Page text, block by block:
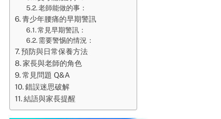
老師能做的事：
青少年腰痛的早期警訊
常見早期警訊：
需要警惕的情況：
預防與日常保養方法
家長與老師的角色
常見問題 Q&A
錯誤迷思破解
結語與家長提醒